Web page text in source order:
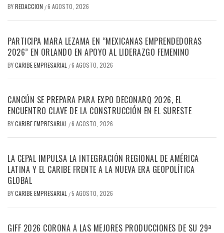
BYREDACCION /6 AGOSTO, 2026
PARTICIPA MARA LEZAMA EN “MEXICANAS EMPRENDEDORAS
2026” EN ORLANDO EN APOYO AL LIDERAZGO FEMENINO
BYCARIBE EMPRESARIAL /6 AGOSTO, 2026
CANCÚN SE PREPARA PARA EXPO DECONARQ 2026, EL
ENCUENTRO CLAVE DE LA CONSTRUCCIÓN EN EL SURESTE
BYCARIBE EMPRESARIAL /6 AGOSTO, 2026
LA CEPAL IMPULSA LA INTEGRACIÓN REGIONAL DE AMÉRICA
LATINA Y EL CARIBE FRENTE A LA NUEVA ERA GEOPOLÍTICA
GLOBAL
BYCARIBE EMPRESARIAL /5 AGOSTO, 2026
GIFF 2026 CORONA A LAS MEJORES PRODUCCIONES DE SU 29ª